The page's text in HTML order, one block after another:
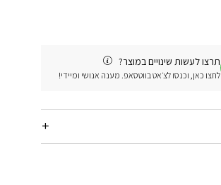
תרצו לעשות שינויים במוצר?
לחצו כאן, וכנסו לצ׳אט בווטסאפ. מענה אנושי ומיידי!